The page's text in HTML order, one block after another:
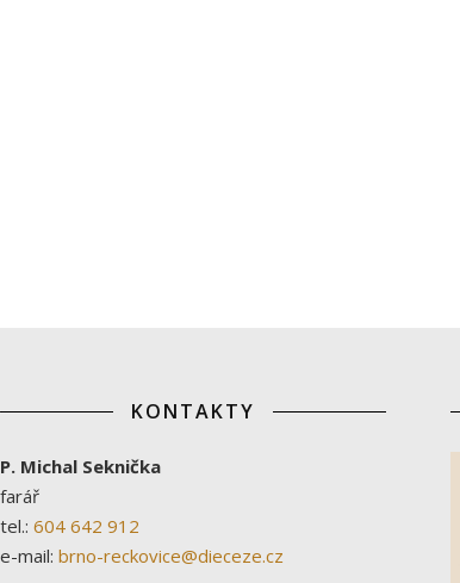
KONTAKTY
P. Michal Seknička
farář
tel.: 604 642 912
e-mail: brno-reckovice@dieceze.cz